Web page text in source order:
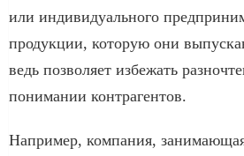
или индивидуального
продукции, которую они
ведь позволяет избежать
понимании контрагентов.
Например, компания,